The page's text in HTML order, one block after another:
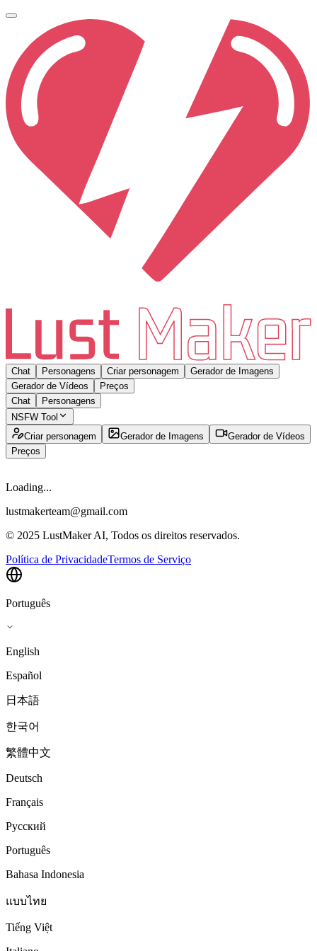
Chat Personagens Criar personagem
Gerador de Imagens
Gerador de Vídeos
Preços
Chat
Personagens
NSFW Tool
Criar personagem
Gerador de Imagens
Gerador de Vídeos
Preços
Loading...
lustmakerteam@gmail.com
© 2025 LustMaker AI, Todos os direitos reservados.
Política de PrivacidadeTermos de Serviço
Português
English
Español
日本語
한국어
繁體中文
Deutsch
Français
Русский
Português
Bahasa Indonesia
แบบไทย
Tiếng Việt